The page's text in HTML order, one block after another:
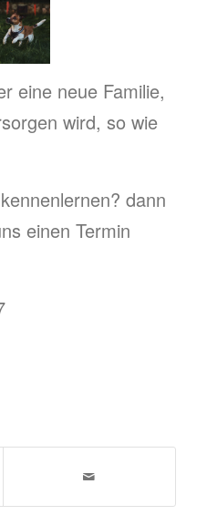
eine neue Familie,
wird, so wie
dann
einen Termin